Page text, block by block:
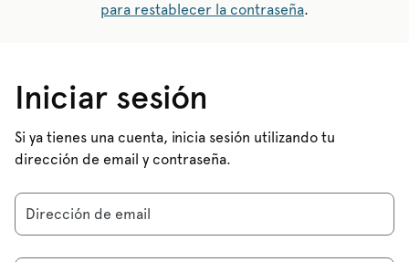
para restablecer la contraseña.
Iniciar sesión
Si ya tienes una cuenta, inicia sesión utilizando tu
dirección de email y contraseña.
Dirección de email